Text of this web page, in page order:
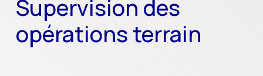
Supervision des
opérations terrain